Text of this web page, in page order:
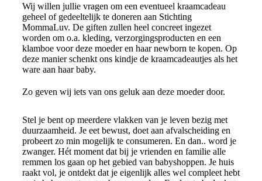
Wij willen jullie vragen om een eventueel kraamcadeau
geheel of gedeeltelijk te doneren aan Stichting
MommaLuv. De giften zullen heel concreet ingezet
worden om o.a. kleding, verzorgingsproducten en een
klamboe voor deze moeder en haar newborn te kopen. Op
deze manier schenkt ons kindje de kraamcadeautjes als het
ware aan haar baby.
Zo geven wij iets van ons geluk aan deze moeder door.
Stel je bent op meerdere vlakken van je leven bezig met
duurzaamheid. Je eet bewust, doet aan afvalscheiding en
probeert zo min mogelijk te consumeren. En dan.. word je
zwanger. Hét moment dat bij je vrienden en familie alle
remmen los gaan op het gebied van babyshoppen. Je huis
raakt vol, je ontdekt dat je eigenlijk alles wel compleet hebt